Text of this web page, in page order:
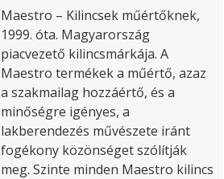
Maestro – Kilincsek műértőknek,
1999. óta. Magyarország
piacvezető kilincsmárkája. A
Maestro termékek a műértő, azaz
a szakmailag hozzáértő, és a
minőségre igényes, a
lakberendezés művészete iránt
fogékony közönséget szólítják
meg. Szinte minden Maestro kilincs